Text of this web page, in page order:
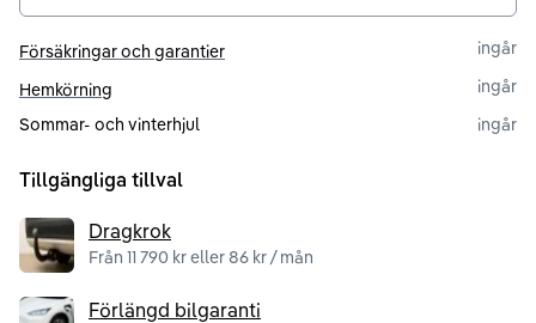
Försäkringar och garantier
ingår
Hemkörning
ingår
Sommar- och vinterhjul
ingår
Tillgängliga tillval
Dragkrok
Från 11 790 kr eller 86 kr / mån
Förlängd bilgaranti